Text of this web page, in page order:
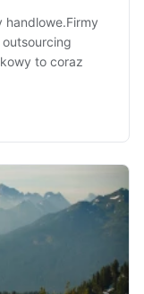
handlowe.Firmy
to coraz